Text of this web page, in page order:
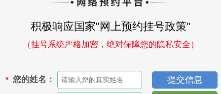
积极响应国家"网上预约挂号政策"
（挂号系统严格加密，绝对保障您的隐私安全）
* 您的姓名：